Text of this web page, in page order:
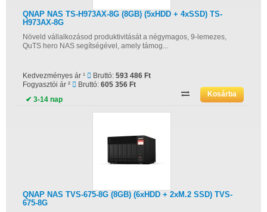
QNAP NAS TS-H973AX-8G (8GB) (5xHDD + 4xSSD) TS-
H973AX-8G
Növeld vállalkozásod produktivitását a négymagos, 9-lemezes,
QuTS hero NAS segítségével, amely támog...
Kedvezményes ár ¹ Bruttó: 593 486 Ft
Fogyasztói ár ²
Bruttó: 605 356 Ft
✔ 3-14 nap
QNAP NAS TVS-675-8G (8GB) (6xHDD + 2xM.2 SSD) TVS-
675-8G